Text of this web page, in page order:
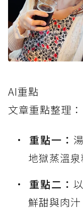
AI重點
文章重點整理：
重點一：
地獄蒸溫泉
重點二：
鮮甜與肉汁